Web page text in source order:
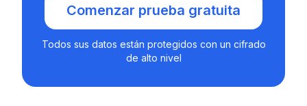
Comenzar prueba gratuita
Todos sus datos están protegidos con un cifrado
de alto nivel